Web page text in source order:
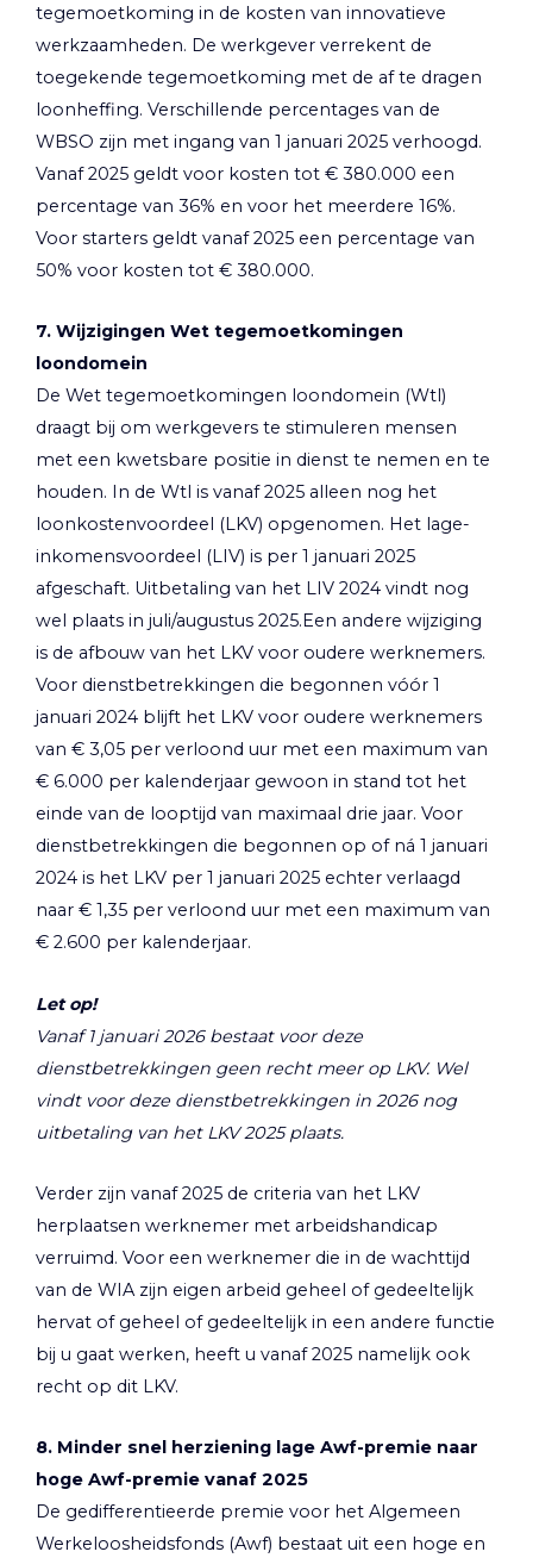
tegemoetkoming in de kosten van innovatieve
werkzaamheden. De werkgever verrekent de
toegekende tegemoetkoming met de af te dragen
loonheffing. Verschillende percentages van de
WBSO zijn met ingang van 1 januari 2025 verhoogd.
Vanaf 2025 geldt voor kosten tot € 380.000 een
percentage van 36% en voor het meerdere 16%.
Voor starters geldt vanaf 2025 een percentage van
50% voor kosten tot € 380.000.
7. Wijzigingen Wet tegemoetkomingen
loondomein
De Wet tegemoetkomingen loondomein (Wtl)
draagt bij om werkgevers te stimuleren mensen
met een kwetsbare positie in dienst te nemen en te
houden. In de Wtl is vanaf 2025 alleen nog het
loonkostenvoordeel (LKV) opgenomen. Het lage-
inkomensvoordeel (LIV) is per 1 januari 2025
afgeschaft. Uitbetaling van het LIV 2024 vindt nog
wel plaats in juli/augustus 2025.Een andere wijziging
is de afbouw van het LKV voor oudere werknemers.
Voor dienstbetrekkingen die begonnen vóór 1
januari 2024 blijft het LKV voor oudere werknemers
van € 3,05 per verloond uur met een maximum van
€ 6.000 per kalenderjaar gewoon in stand tot het
einde van de looptijd van maximaal drie jaar. Voor
dienstbetrekkingen die begonnen op of ná 1 januari
2024 is het LKV per 1 januari 2025 echter verlaagd
naar € 1,35 per verloond uur met een maximum van
€ 2.600 per kalenderjaar.
Let op!
Vanaf 1 januari 2026 bestaat voor deze
dienstbetrekkingen geen recht meer op LKV. Wel
vindt voor deze dienstbetrekkingen in 2026 nog
uitbetaling van het LKV 2025 plaats.
Verder zijn vanaf 2025 de criteria van het LKV
herplaatsen werknemer met arbeidshandicap
verruimd. Voor een werknemer die in de wachttijd
van de WIA zijn eigen arbeid geheel of gedeeltelijk
hervat of geheel of gedeeltelijk in een andere functie
bij u gaat werken, heeft u vanaf 2025 namelijk ook
recht op dit LKV.
8. Minder snel herziening lage Awf-premie naar
hoge Awf-premie vanaf 2025
De gedifferentieerde premie voor het Algemeen
Werkeloosheidsfonds (Awf) bestaat uit een hoge en